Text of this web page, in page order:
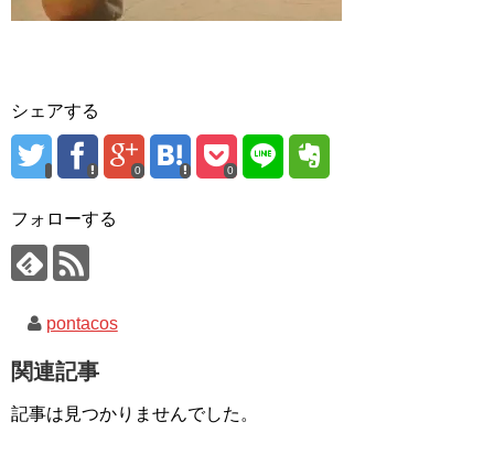
シェアする
0 0
フォローする
pontacos
関連記事
記事は見つかりませんでした。